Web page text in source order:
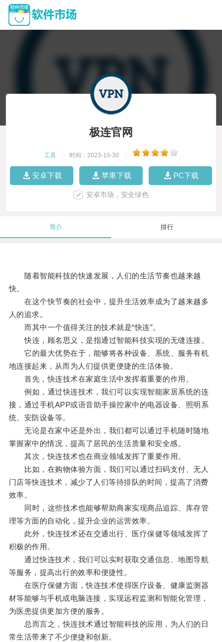
极连官网
工具 时间：2023-10-30
安卓下载 苹果下载 PC下载
安卓市场，安全绿色
简介 排行
随着智能科技的快速发展，人们的生活节奏也越来越
快。
在这个快节奏的社会中，提升生活效率成为了越来越多
人的追求。
而其中一个值得关注的技术就是“快连”。
快连，顾名思义，是指通过智能科技实现的无缝连接。
它的最大优势在于，能够将各种设备、系统、服务有机
地连接起来，从而为人们提供更便捷的生活体验。
首先，快连技术在家庭生活中发挥着重要的作用。
例如，通过快连技术，我们可以实现智能家居系统的连
接，通过手机APP或语音助手操控家中的电器设备、照明系
统、安防设备等。
无论是在家中还是外出，我们都可以通过手机随时随地
掌握家中的情况，提高了居民的生活质量和安全感。
其次，快连技术也在商业领域发挥了重要作用。
比如，在购物体验方面，我们可以通过扫码支付、无人
门店等快连技术，减少了人们等待排队的时间，提高了消费
效率。
同时，这些技术也能够帮助商家实现商品追踪、库存管
理等方面的自动化，提升企业的运营效率。
此外，快连技术还在交通出行、医疗保健等领域发挥了
积极的作用。
通过快连技术，我们可以实时获取交通信息、地图导航
等服务，提高出行的效率和便捷性。
在医疗保健方面，快连技术使得医疗设备、健康监测器
材等能够与手机或电脑连接，实现远程监测和智能化管理，
为医患提供更加方便的服务。
总而言之，快连技术通过智能科技的应用，为人们的日
常生活带来了不少便捷和创新。